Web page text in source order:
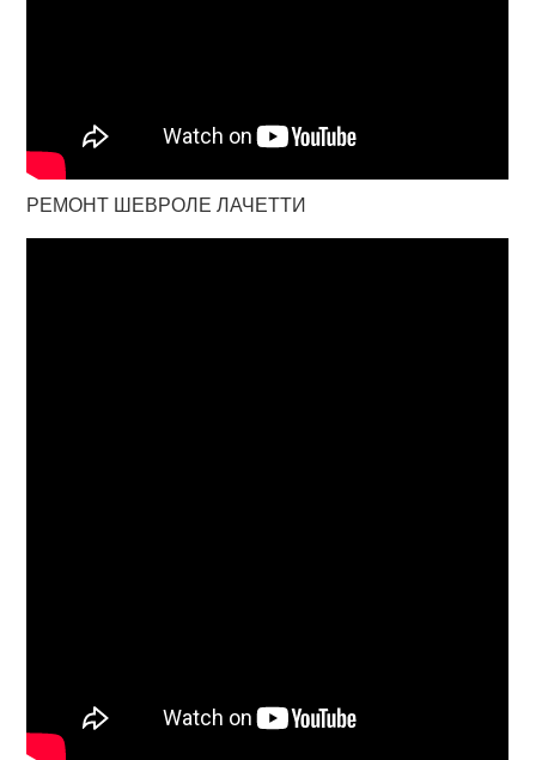
РЕМОНТ ШЕВРОЛЕ ЛАЧЕТТИ